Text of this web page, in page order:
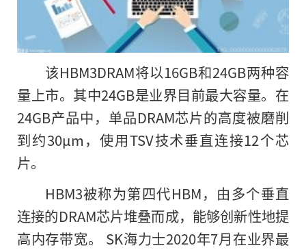
该HBM3DRAM将以16GB和24GB两种容
量上市。其中24GB是业界目前最大容量。在
24GB产品中，单品DRAM芯片的高度被磨削
到约30μm，使用TSV技术垂直连接12个芯
片。
HBM3被称为第四代HBM，由多个垂直
连接的DRAM芯片堆叠而成，能够创新性地提
高内存带宽。 SK海力士2020年7月在业界最